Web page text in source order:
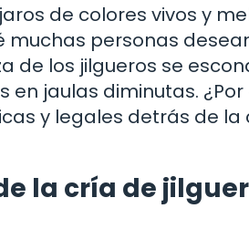
de colores vivos y
personas
de los jilgueros se
jaulas diminutas.
y legales detrás de
la cría de